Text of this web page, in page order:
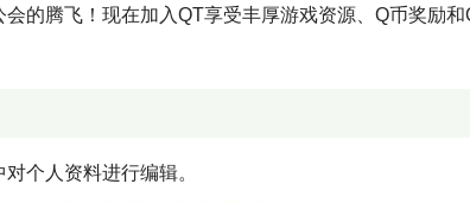
的腾飞！现在加入QT享受丰厚游戏资源、Q币奖励和
个人资料进行编辑。